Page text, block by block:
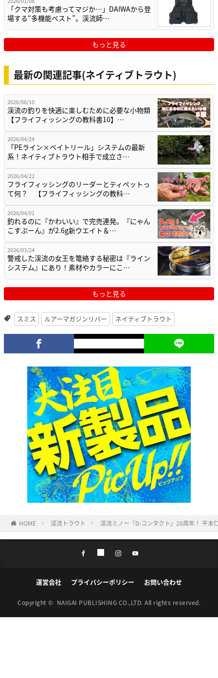
「クマ対策も考慮ってマジか…」DAIWAから登
場する“多機能ベスト”。渓流師…
もっと見る
最新の関連記事(ネイティブトラウト)
2026/06/10
渓流の釣りを快適に楽しむために必要な小物類
【フライフィッシングの教科書10】…
2026/04/24
「PEライン×ベイトリール」システムの最新
系！ネイティブトラウト相手で成立さ…
2026/04/22
フライフィッシングのリーダーとティペットっ
て何？ 【フライフィッシングの教科…
2026/04/01
釣れるのに『かわいい』で完売連発。『にゃん
こすぷーん』が2.6g新ウエイト＆…
2026/03/24
警戒した渓流の女王を篭絡する秘密は『ライン
システム』にあり！素材やカラーにこ…
もっと見る
スミス ルアーマガジンリバー ネイティブトラウト
HOME 渓流トラウト 渓流ミノー『D-コンタクト』20周年！ 平本
運営会社 プライバシーポリシー お問い合わせ
Copyright © NAIGAI PUBLISHING CO.,LTD. All rights reserved.